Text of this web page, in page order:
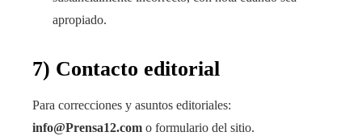
apropiado.
7) Contacto editorial
Para correcciones y asuntos editoriales:
info@Prensa12.com o formulario del sitio.